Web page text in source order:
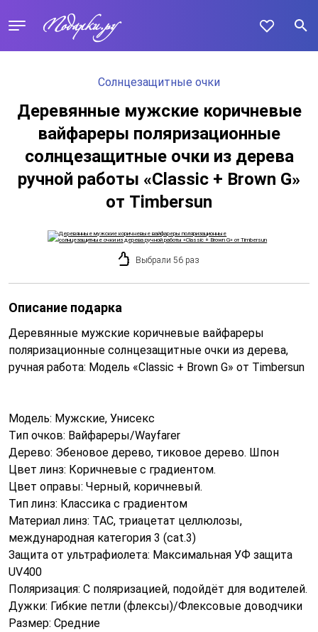
Солнцезащитные очки
Деревянные мужские коричневые
вайфареры поляризационные
солнцезащитные очки из дерева
ручной работы «Classic + Brown G»
от Timbersun
Выбрали 56 раз
Описание подарка
Деревянные мужские коричневые вайфареры
поляризационные солнцезащитные очки из дерева,
ручная работа: Модель «Classic + Brown G» от Timbersun
Модель: Мужские, Унисекс
Тип очков: Вайфареры/Wayfarer
Дерево: Эбеновое дерево, тиковое дерево. Шпон
Цвет линз: Коричневые с градиентом.
Цвет оправы: Черный, коричневый.
Тип линз: Классика с градиентом
Материал линз: TAC, триацетат целлюлозы,
международная категория 3 (cat.3)
Защита от ультрафиолета: Максимальная УФ защита
UV400
Поляризация: С поляризацией, подойдёт для водителей.
Дужки: Гибкие петли (флексы)/Флексовые доводчики
Размер: Средние